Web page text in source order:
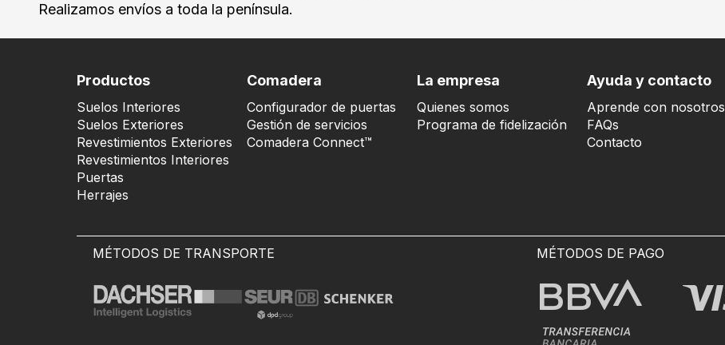
Realizamos envíos a toda la península.
Productos
Suelos Interiores
Suelos Exteriores
Revestimientos Exteriores
Revestimientos Interiores
Puertas
Herrajes
Comadera
Configurador de puertas
Gestión de servicios
Comadera Connect™
La empresa
Quienes somos
Programa de fidelización
Ayuda y contacto
Aprende con nosotros
FAQs
Contacto
MÉTODOS DE TRANSPORTE MÉTODOS DE PAGO